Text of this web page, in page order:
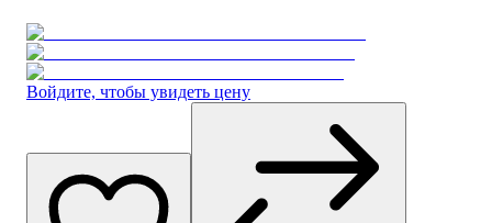
Войдите, чтобы увидеть цену